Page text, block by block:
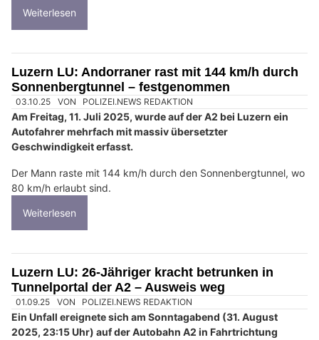
Weiterlesen
Luzern LU: Andorraner rast mit 144 km/h durch
Sonnenbergtunnel – festgenommen
03.10.25 VON POLIZEI.NEWS REDAKTION
Am Freitag, 11. Juli 2025, wurde auf der A2 bei Luzern ein
Autofahrer mehrfach mit massiv übersetzter
Geschwindigkeit erfasst.
Der Mann raste mit 144 km/h durch den Sonnenbergtunnel, wo
80 km/h erlaubt sind.
Weiterlesen
Luzern LU: 26-Jähriger kracht betrunken in
Tunnelportal der A2 – Ausweis weg
01.09.25 VON POLIZEI.NEWS REDAKTION
Ein Unfall ereignete sich am Sonntagabend (31. August
2025, 23:15 Uhr) auf der Autobahn A2 in Fahrtrichtung